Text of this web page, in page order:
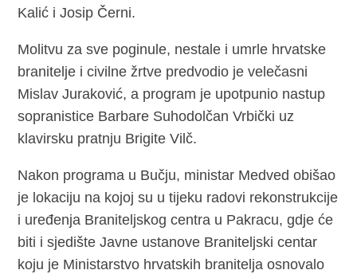
Kalić i Josip Černi.
Molitvu za sve poginule, nestale i umrle hrvatske
branitelje i civilne žrtve predvodio je velečasni
Mislav Juraković, a program je upotpunio nastup
sopranistice Barbare Suhodolčan Vrbički uz
klavirsku pratnju Brigite Vilč.
Nakon programa u Bučju, ministar Medved obišao
je lokaciju na kojoj su u tijeku radovi rekonstrukcije
i uređenja Braniteljskog centra u Pakracu, gdje će
biti i sjedište Javne ustanove Braniteljski centar
koju je Ministarstvo hrvatskih branitelja osnovalo